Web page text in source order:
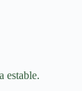
estable.